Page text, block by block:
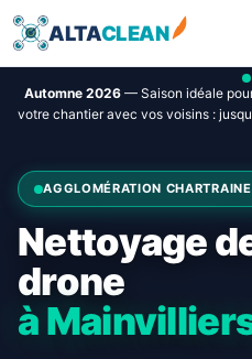
ALTACLEAN
Automne 2026— Saison idéale
votre chantier avec vos voisins :
AGGLOMÉRATION
Nettoyage
drone
à